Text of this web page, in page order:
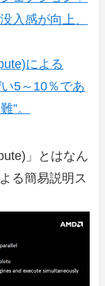
入感が向上、
による
5～10％であ
”。
」とはなん
る簡易説明ス